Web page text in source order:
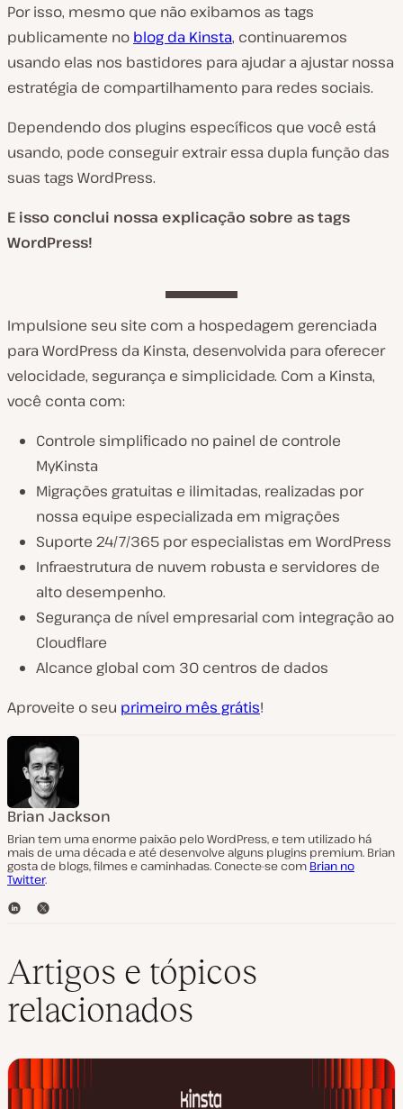
Por isso, mesmo que não exibamos as tags
publicamente no blog da Kinsta, continuaremos
usando elas nos bastidores para ajudar a ajustar nossa
estratégia de compartilhamento para redes sociais.
Dependendo dos plugins específicos que você está
usando, pode conseguir extrair essa dupla função das
suas tags WordPress.
E isso conclui nossa explicação sobre as tags
WordPress!
Impulsione seu site com a hospedagem gerenciada
para WordPress da Kinsta, desenvolvida para oferecer
velocidade, segurança e simplicidade. Com a Kinsta,
você conta com:
Controle simplificado no painel de controle
MyKinsta
Migrações gratuitas e ilimitadas, realizadas por
nossa equipe especializada em migrações
Suporte 24/7/365 por especialistas em WordPress
Infraestrutura de nuvem robusta e servidores de
alto desempenho.
Segurança de nível empresarial com integração ao
Cloudflare
Alcance global com 30 centros de dados
Aproveite o seu primeiro mês grátis!
Brian Jackson
Brian tem uma enorme paixão pelo WordPress, e tem utilizado há
mais de uma década e até desenvolve alguns plugins premium. Brian
gosta de blogs, filmes e caminhadas. Conecte-se com Brian no
Twitter.
L
e
I
n
T
t
e
Artigos e tópicos
relacionados